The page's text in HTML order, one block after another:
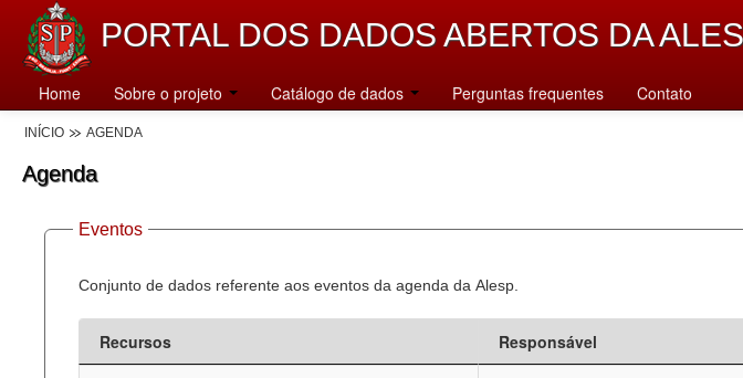
PORTAL DOS DADOS ABERTOS DA
Home Sobre o projeto Catálogo de dados Perguntas frequentes Contato
INÍCIO AGENDA
Agenda
Eventos
Conjunto de dados referente aos eventos da agenda da Alesp.
Recursos Responsável